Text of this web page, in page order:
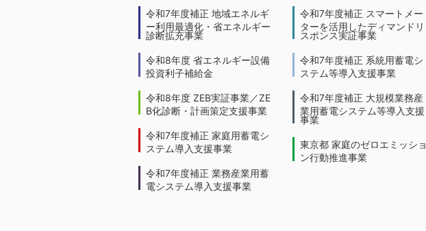
令和7年度補正 地域エネルギ
ー利用最適化・省エネルギー
診断拡充事業
令和8年度 省エネルギー設備
投資利子補給金
令和8年度 ZEB実証事業／ZE
B化診断・計画策定支援事業
令和7年度補正 家庭用蓄電シ
ステム導入支援事業
令和7年度補正 業務産業用蓄
電システム導入支援事業
令和7年度補正 スマートメー
ターを活用したディマンドリ
スポンス実証事業
令和7年度補正 系統用蓄電シ
ステム等導入支援事業
令和7年度補正 大規模業務産
業用蓄電システム等導入支援
事業
東京都 家庭のゼロエミッショ
ン行動推進事業